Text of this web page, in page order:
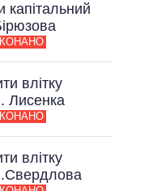
капітальний
влітку
Лисенка
влітку